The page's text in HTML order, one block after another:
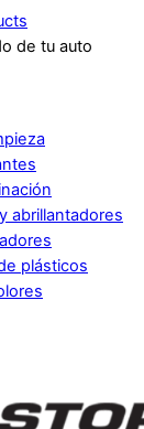
de tu auto
abrillantadores
plásticos